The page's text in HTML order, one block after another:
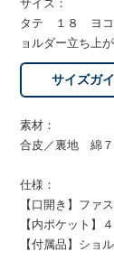
サイズ：
タテ １８ ヨ
ョルダー立ち上
サイズガ
素材：
合皮／裏地 綿７
仕様：
【口開き】ファ
【内ポケット】４
【付属品】ショ